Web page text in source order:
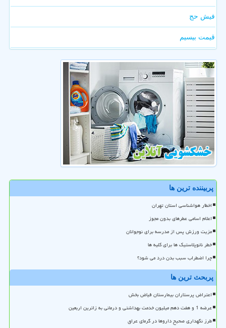
فیش حج
قیمت بیسیم
پربیننده ترین ها
اخطار هواشناسی استان تهران
اعلام اسامی عطرهای بدون مجوز
مزیت ورزش پس از مدرسه برای نوجوانان
خطر نانوپلاستیک ها برای کلیه ها
چرا اضطراب سبب بدن درد می شود؟
پربحث ترین ها
اعتراض پرستاران بیمارستان فیاض بخش
عرضه 1 و هفت دهم میلیون خدمت بهداشتی و درمانی به زائرین اربعین
طرز نگهداری صحیح داروها در گرمای عراق